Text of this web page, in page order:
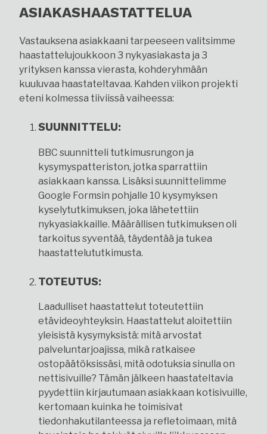
ASIAKASHAASTATTELUA
Vastauksena asiakkaani tarpeeseen valitsimme
haastattelujoukkoon 3 nykyasiakasta ja 3
yrityksen kanssa vierasta, kohderyhmään
kuuluvaa haastateltavaa. Kahden viikon projekti
eteni kolmessa tiiviissä vaiheessa:
SUUNNITTELU:
BBC suunnitteli tutkimusrungon ja
kysymyspatteriston, jotka sparrattiin
asiakkaan kanssa. Lisäksi suunnittelimme
Google Formsin pohjalle 10 kysymyksen
kyselytutkimuksen, joka lähetettiin
nykyasiakkaille. Määrällisen tutkimuksen oli
tarkoitus syventää, täydentää ja tukea
haastattelututkimusta.
TOTEUTUS:
Laadulliset haastattelut toteutettiin
etävideoyhteyksin. Haastattelut aloitettiin
yleisistä kysymyksistä: mitä arvostat
palveluntarjoajissa, mikä ratkaisee
ostopäätöksissäsi, mitä odotuksia sinulla on
nettisivuille? Tämän jälkeen haastateltavia
pyydettiin kirjautumaan asiakkaan kotisivuille,
kertomaan kuinka he toimisivat
tiedonhakutilanteessa ja refletoimaan, mitä